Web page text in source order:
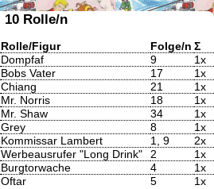
10 Rolle/n
Rolle/Figur Folge/n Σ
Dompfaf 9
1x
Bobs Vater 17
1x
Chiang 21
1x
Mr. Norris 18
1x
Mr. Shaw 34
1x
Grey 8
1x
Kommissar Lambert 1, 9
2x
Werbeausrufer "Long Drink" 2
1x
Burgtorwache 4
1x
Oftar 5 1x